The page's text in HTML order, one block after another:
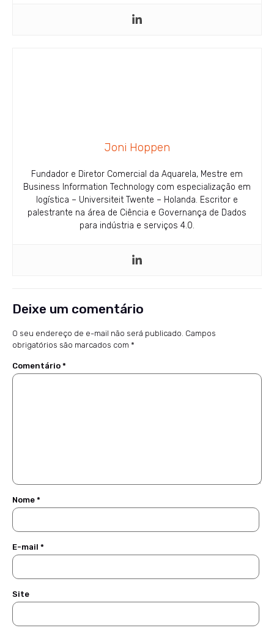
Joni Hoppen
Fundador e Diretor Comercial da Aquarela, Mestre em
Business Information Technology com especialização em
logística – Universiteit Twente – Holanda. Escritor e
palestrante na área de Ciência e Governança de Dados
para indústria e serviços 4.0.
Deixe um comentário
O seu endereço de e-mail não será publicado. Campos
obrigatórios são marcados com *
Comentário *
Nome *
E-mail *
Site